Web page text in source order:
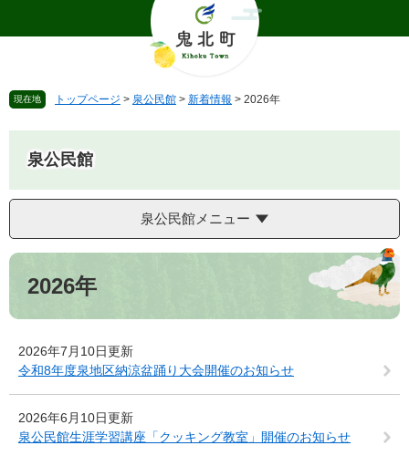
頭
飛
文
現在地 トップページ > 泉公民館 > 新着情報 > 2026年
泉公民館
泉公民館メニュー
本
2026年
2026年7月10日更新
令和8年度泉地区納涼盆踊り大会開催のお知らせ
2026年6月10日更新
泉公民館生涯学習講座「クッキング教室」開催のお知らせ